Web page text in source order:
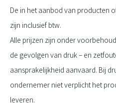
De in het aanbod van producten
zijn inclusief btw.
Alle prijzen zijn onder
de gevolgen van druk – en
aansprakelijkheid aanvaard. Bij
ondernemer niet verplicht het
leveren.